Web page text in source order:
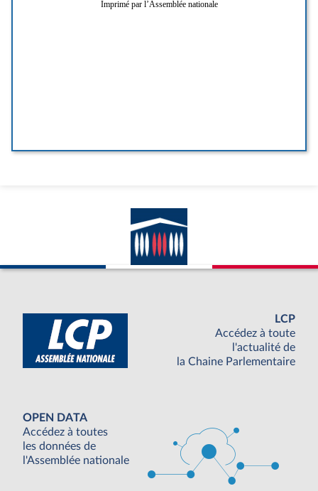
LCP
Accédez à toute
l'actualité de
la Chaine Parlementaire
OPEN DATA
Accédez à toutes
les données de
l'Assemblée nationale